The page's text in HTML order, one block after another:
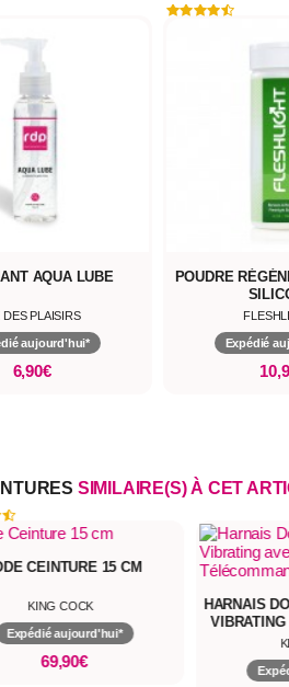
POUR
FLESHLIGHT
aujourd'hui*
10,90€
NETTOYANT
RUE
Expédié
SIMILAIRE(S) À CET
HARNAIS DOCK ROND ULTIMATE
VIBRATING AVEC TESTICULES
ET DONG TÉLÉCOMMANDÉ 18
KING COCK
Expédié aujourd'hui*